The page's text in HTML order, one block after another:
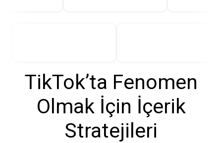
TikTok’ta Fenomen
Olmak İçin İçerik
Stratejileri